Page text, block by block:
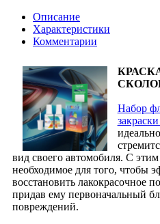
Описание
Характеристики
Комментарии
Набор
вид своего автомобиля. С
необходимое для того, чтобы
восстановить лакокрасочное
придав ему первоначальный
повреждений.